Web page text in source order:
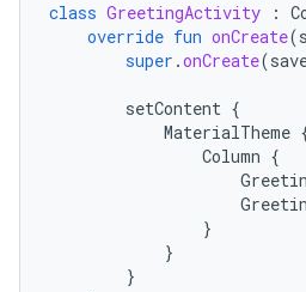
class GreetingActivity :
override fun onCreate(
super .onCreate(
setContent {
MaterialTheme
Column {
}
}
}